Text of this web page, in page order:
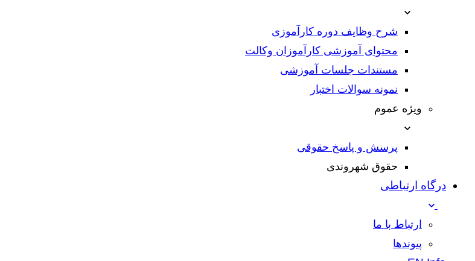
شرح وظایف دوره کارآموزی
محتوای آموزشی کارآموزان وکالت
مستندات جلسات آموزشی
نمونه سوالات اختبار
ویژه عموم
پرسش و پاسخ حقوقی
حقوق شهروندی
درگاه ارتباطی
ارتباط با ما
پیوندها